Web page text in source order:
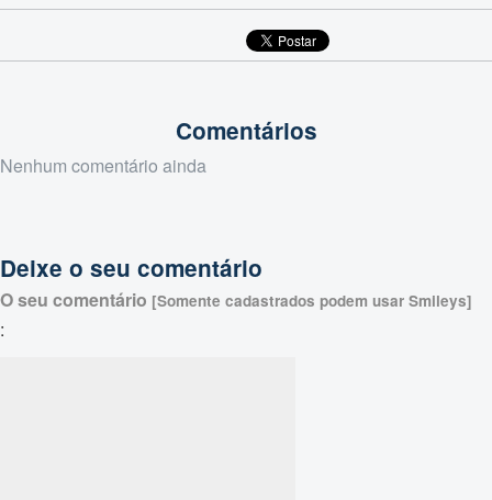
Comentários
Nenhum comentário ainda
Deixe o seu comentário
O seu comentário [Somente cadastrados podem usar Smileys]
: